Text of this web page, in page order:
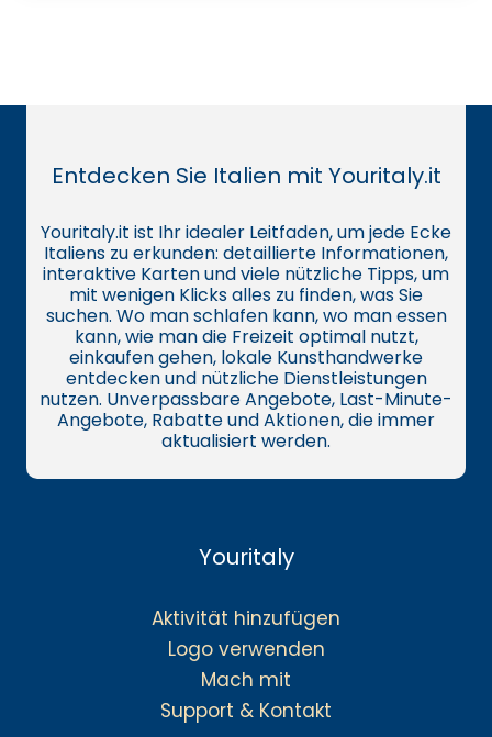
Entdecken Sie Italien mit Youritaly.it
Youritaly.it ist Ihr idealer Leitfaden, um jede Ecke
Italiens zu erkunden: detaillierte Informationen,
interaktive Karten und viele nützliche Tipps, um
mit wenigen Klicks alles zu finden, was Sie
suchen. Wo man schlafen kann, wo man essen
kann, wie man die Freizeit optimal nutzt,
einkaufen gehen, lokale Kunsthandwerke
entdecken und nützliche Dienstleistungen
nutzen. Unverpassbare Angebote, Last-Minute-
Angebote, Rabatte und Aktionen, die immer
aktualisiert werden.
Youritaly
Aktivität hinzufügen
Logo verwenden
Mach mit
Support & Kontakt